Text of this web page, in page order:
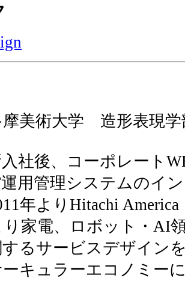
美術大学 造形表現学
入社後、コーポレート
用管理システムのイ
年よりHitachi
り家電、ロボット・AI
るサービスデザイン
キュラーエコノミー